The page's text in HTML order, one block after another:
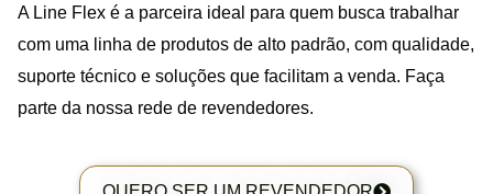
A Line Flex é a parceira ideal para quem busca trabalhar
com uma linha de produtos de alto padrão, com qualidade,
suporte técnico e soluções que facilitam a venda. Faça
parte da nossa rede de revendedores.